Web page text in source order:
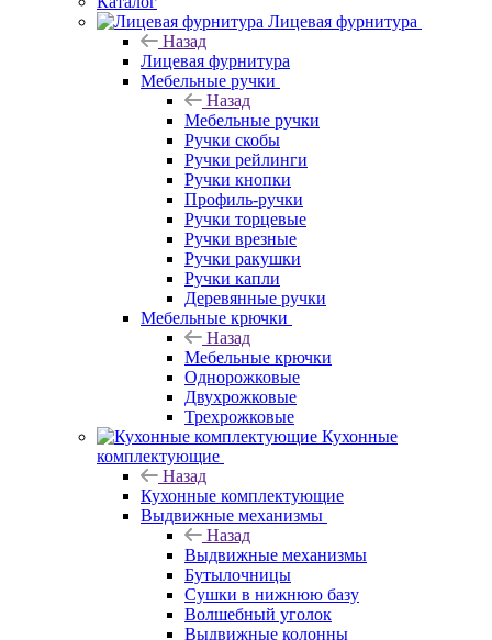
Лицевая фурнитура
Назад
Лицевая фурнитура
Мебельные ручки
Назад
Мебельные ручки
Ручки скобы
Ручки рейлинги
Ручки кнопки
Профиль-ручки
Ручки торцевые
Ручки врезные
Ручки ракушки
Ручки капли
Деревянные ручки
Мебельные крючки
Назад
Мебельные крючки
Однорожковые
Двухрожковые
Трехрожковые
Кухонные
комплектующие
Назад
Кухонные комплектующие
Выдвижные механизмы
Назад
Выдвижные механизмы
Бутылочницы
Сушки в нижнюю базу
Волшебный уголок
Выдвижные колонны